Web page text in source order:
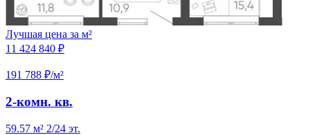
Лучшая цена за м²
11 424 840 ₽
191 788 ₽/м²
2-комн. кв.
59.57 м² 2/24 эт.